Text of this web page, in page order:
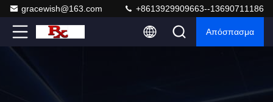
gracewish@163.com +8613929909663--13690711186
Απόσπασμα